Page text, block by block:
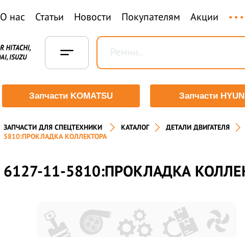
О нас Статьи Новости Покупателям Акции ...
Запчасти KOMATSU Запчасти
ЗАПЧАСТИ ДЛЯ СПЕЦТЕХНИКИ КАТАЛОГ ДЕТАЛИ ДВИГАТЕЛЯ
5810:ПРОКЛАДКА КОЛЛЕКТОРА
6127-11-5810:ПРОКЛАДКА